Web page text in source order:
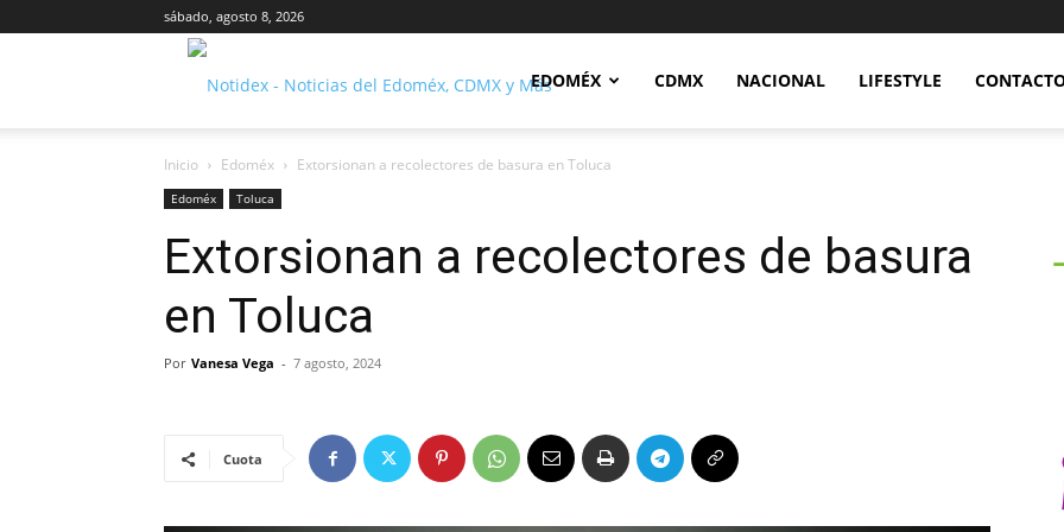
sábado, agosto 8, 2026
Notidex
EDOMÉX CDMX NACIONAL LIFESTYLE
Inicio Edoméx Extorsionan a recolectores de basura en Toluca
Edoméx Toluca
Extorsionan a recolectores de basura
en Toluca
Por Vanesa Vega - 7 agosto, 2024
Cuota